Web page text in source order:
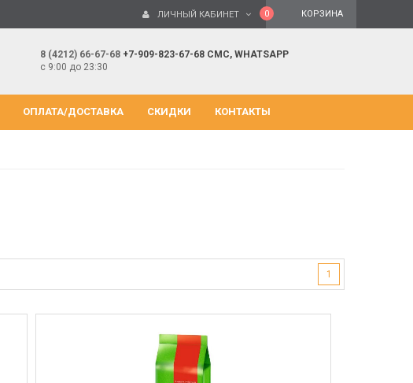
КОРЗИНА
0
ЛИЧНЫЙ КАБИНЕТ
8 (4212) 66-67-68 +7-909-823-67-68 СМС, WHATSAPP
с 9:00 до 23:30
ОПЛАТА/ДОСТАВКА СКИДКИ КОНТАКТЫ
1